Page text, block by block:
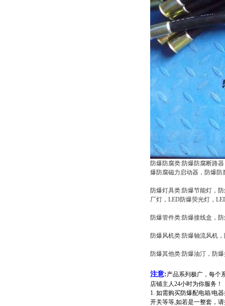
防爆防腐类:防爆防腐断路
爆防腐磁力启动器，防爆
防爆灯具类:防爆节能灯，
厂灯，LED防爆荧光灯，
防爆管件类:防爆接线盒，
防爆风机类:防爆轴流风机
防爆其他类:防爆油汀，防
注意:产品系列极广，每个
店铺主人24小时为你服务！
1. 如需购买防爆配电箱/电
开关等等,如若是一整套，